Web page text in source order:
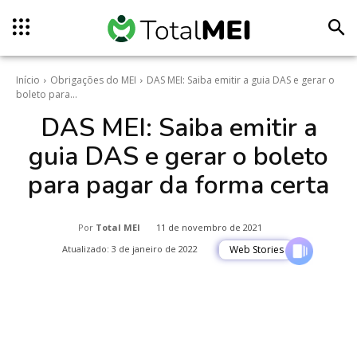
Início Obrigações do MEI
DAS MEI: Saiba emitir a guia DAS e gerar o
boleto para...
DAS MEI: Saiba emitir a
guia DAS e gerar o boleto
para pagar da forma certa
Por Total MEI
11 de novembro de 2021
Atualizado: 3 de janeiro de 2022 Web Stories